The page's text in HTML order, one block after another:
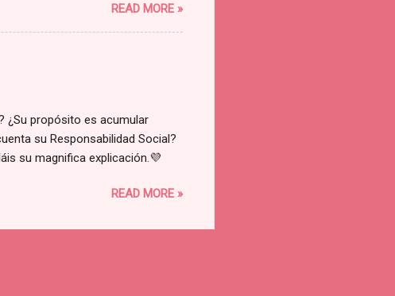
física, los atributos más
y, principalmente, una
representados en su
científica, con un importante
READ MORE »
¿Su propósito es acumular
su Responsabilidad Social?
su magnifica explicación.💜
READ MORE »